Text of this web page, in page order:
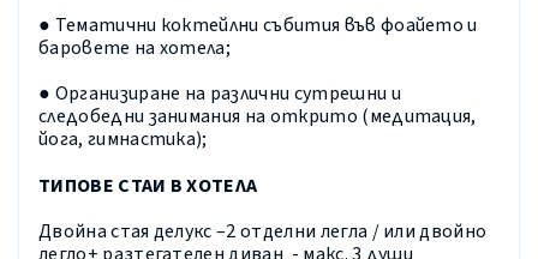
● Тематични коктейлни събития във фоайето и
баровете на хотела;
● Организиране на различни сутрешни и
следобедни занимания на открито (медитация,
йога, гимнастика);
ТИПОВЕ СТАИ В ХОТЕЛА
Двойна стая делукс –2 отделни легла / или двойно